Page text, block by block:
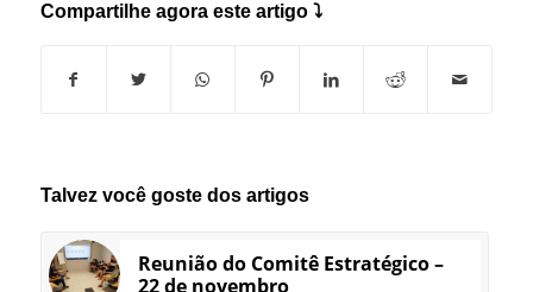
Compartilhe agora este artigo ⤵
Talvez você goste dos artigos
Reunião do Comitê Estratégico –
22 de novembro